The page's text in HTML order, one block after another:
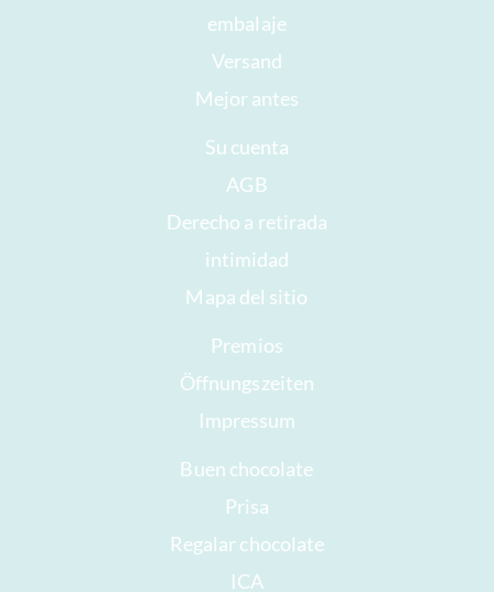
embalaje
Versand
Mejor antes
Su cuenta
AGB
Derecho a retirada
intimidad
Mapa del sitio
Premios
Öffnungszeiten
Impressum
Buen chocolate
Prisa
Regalar chocolate
ICA